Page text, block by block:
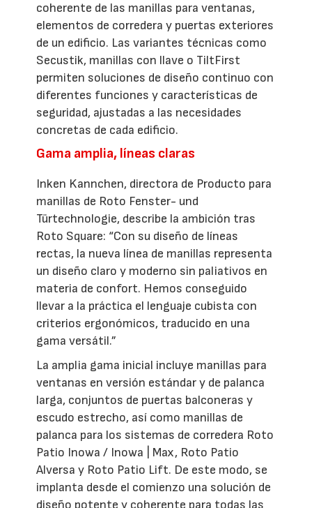
coherente de las manillas para ventanas,
elementos de corredera y puertas exteriores
de un edificio. Las variantes técnicas como
Secustik, manillas con llave o TiltFirst
permiten soluciones de diseño continuo con
diferentes funciones y características de
seguridad, ajustadas a las necesidades
concretas de cada edificio.
Gama amplia, líneas claras
Inken Kannchen, directora de Producto para
manillas de Roto Fenster- und
Türtechnologie, describe la ambición tras
Roto Square: “Con su diseño de líneas
rectas, la nueva línea de manillas representa
un diseño claro y moderno sin paliativos en
materia de confort. Hemos conseguido
llevar a la práctica el lenguaje cubista con
criterios ergonómicos, traducido en una
gama versátil.”
La amplia gama inicial incluye manillas para
ventanas en versión estándar y de palanca
larga, conjuntos de puertas balconeras y
escudo estrecho, así como manillas de
palanca para los sistemas de corredera Roto
Patio Inowa / Inowa | Max, Roto Patio
Alversa y Roto Patio Lift. De este modo, se
implanta desde el comienzo una solución de
diseño potente y coherente para todas las